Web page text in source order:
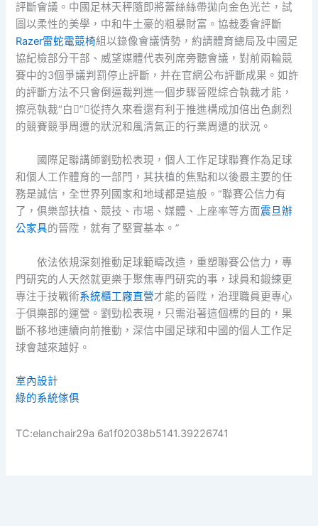
評斷會議。中國足林天秤隨即將蕾絲絲帶拋向金色光芒，試
圖以柔性的美學，中和牛土豪的粗暴財富。協裁委會評斷
Razer雷蛇電競椅組以錄像會議情勢，約請體育總局及中國足
協紀檢部分干部、威望媒體代表列席旁聽會議，對前兩輪競
賽中的3個爭議判罰停止評斷，并在官網公布評斷成果。如許
的評斷方法不只會倒逼裁判進一個步驟晉陞綜合執裁才能，
擦亮執裁“白”，從持久來看還有利于推進構成加倍出色劇烈
的競賽競爭周遭的狀況和風清氣正的行業周遭的狀況。
國際足聯講師劉勁松表現，個人工作足球聯賽作為足球
和個人工作體育的一部門，其扶植的焦點和以後最主要的任
務是誠信，全世界列國家和地域都是這般。“聯賽公信力有
了，俱樂部扶植、競技、市場、媒體、上座率等方面震旦辦
公家具的晉陞，就有了堅實基本。”
依法依規深刻推動足球範疇改造，重塑聯賽公信力，專
門研究的人天然就更樂于聚焦專門研究的事，球員和鍛練更
專注于技戰術系統櫃工廠直營才能的晉陞，治理職員更專心
于俱樂部的運營。劉勁松表現，只需沿著這個標的目的，果
斷不移地連續向前推動，深信中國足球和中國的個人工作足
球會越來越好。
室內設計
綠的系統傢俱
TC:elanchair29a 6a1f02038b5141.39226741